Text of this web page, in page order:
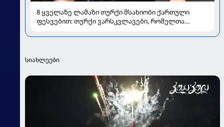
8 ყველაზე ლამაზი თურქი მსახიობი ქართული
ფესვებით: თურქი ვარსკვლავები, რომელთა
სიახლეები